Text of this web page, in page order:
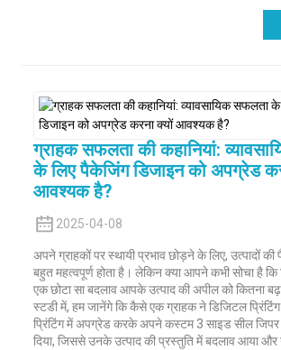
ग्राहक सफलता की कहानियां:
के लिए पैकेजिंग डिजाइन को अपग्रेड
आवश्यक है?
2025-04-08
अपने ग्राहकों पर स्थायी प्रभाव छोड़ने के लिए, उत्पादों
बहुत महत्वपूर्ण होता है। लेकिन क्या आपने कभी सोचा है कि
एक छोटा सा बदलाव आपके उत्पाद की अपील को कितना
स्टडी में, हम जानेंगे कि कैसे एक ग्राहक ने डिजिटल
प्रिंटिंग में अपग्रेड करके अपने कस्टम 3 साइड सील जिपर
दिया, जिससे उनके उत्पाद की प्रस्तुति में बदलाव आया और